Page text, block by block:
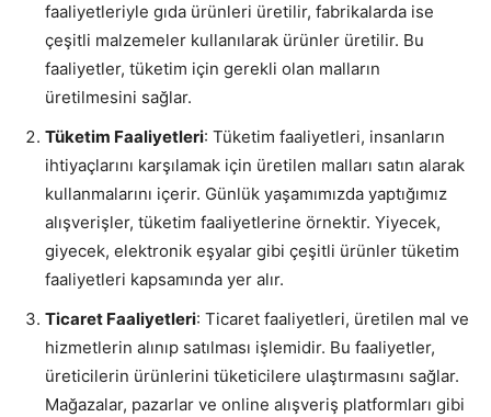
faaliyetleriyle gıda ürünleri üretilir, fabrikalarda ise
çeşitli malzemeler kullanılarak ürünler üretilir. Bu
faaliyetler, tüketim için gerekli olan malların
üretilmesini sağlar.
Tüketim Faaliyetleri: Tüketim faaliyetleri, insanların
ihtiyaçlarını karşılamak için üretilen malları satın alarak
kullanmalarını içerir. Günlük yaşamımızda yaptığımız
alışverişler, tüketim faaliyetlerine örnektir. Yiyecek,
giyecek, elektronik eşyalar gibi çeşitli ürünler tüketim
faaliyetleri kapsamında yer alır.
Ticaret Faaliyetleri: Ticaret faaliyetleri, üretilen mal ve
hizmetlerin alınıp satılması işlemidir. Bu faaliyetler,
üreticilerin ürünlerini tüketicilere ulaştırmasını sağlar.
Mağazalar, pazarlar ve online alışveriş platformları gibi